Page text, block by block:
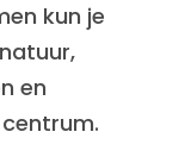
kun je
en